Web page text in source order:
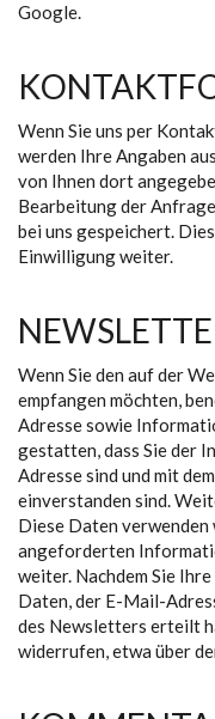
Google.
Wenn Sie uns per
werden Ihre Angaben
von Ihnen dort
Bearbeitung der
bei uns gespeichert.
Einwilligung weiter.
Wenn Sie den auf der
empfangen möchten,
Adresse sowie
gestatten, dass Sie der
Adresse sind und mit
einverstanden sind.
Diese Daten verwenden
angeforderten
weiter. Nachdem Sie
Daten, der E-Mail-
des Newsletters erteilt
widerrufen, etwa über